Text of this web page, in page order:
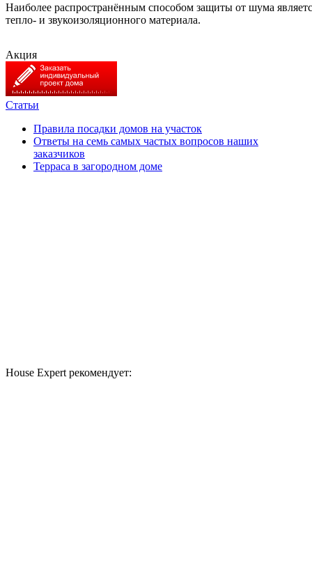
Наиболее распространённым способом защиты от шума
тепло- и звукоизоляционного материала.
Акция
Статьи
Правила посадки домов на участок
Ответы на семь самых частых вопросов наших
заказчиков
Терраса в загородном доме
House Expert рекомендует: